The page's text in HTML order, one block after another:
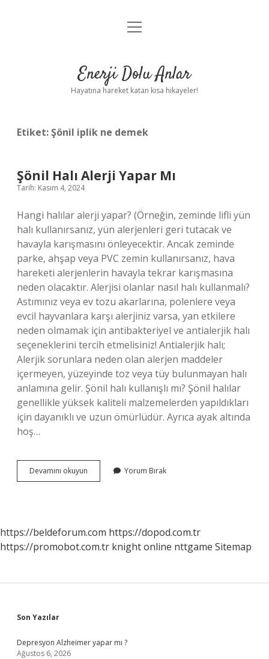
Anasayfa
Yasal Uyarı
menüyü
Enerji Dolu Anlar
Hayatına hareket katan kısa hikayeler!
Etiket:Şönil iplik ne demek
Şönil Halı Alerji Yapar Mı
Tarih: Kasım 4, 2024
Hangi halılar alerji yapar? (Örneğin, zeminde lifli yün
halı kullanırsanız, yün alerjenleri geri tutacak ve
havayla karışmasını önleyecektir. Ancak zeminde
parke, ahşap veya PVC zemin kullanırsanız, hava
hareketi alerjenlerin havayla tekrar karışmasına
neden olacaktır. Alerjisi olanlar nasıl halı kullanmalı?
Astımınız veya ev tozu akarlarına, polenlere veya
evcil hayvanlara karşı alerjiniz varsa, yan etkilere
neden olmamak için antibakteriyel ve antialerjik halı
seçeneklerini tercih etmelisiniz! Antialerjik halı;
Alerjik sorunlara neden olan alerjen maddeler
içermeyen, yüzeyinde toz veya tüy bulunmayan halı
anlamına gelir. Şönil halı kullanışlı mı? Şönil halılar
genellikle yüksek kaliteli malzemelerden yapıldıkları
için dayanıklı ve uzun ömürlüdür. Ayrıca ayak altında
hoş…
Devamını okuyun
Halı
Yorum Bırak
https://beldeforum.com https://dopod.com.tr
https://promobot.com.tr knight online nttgame Sitemap
Sidebar
Son Yazılar
Depresyon Alzheimer yapar mı ?
Ağustos 6, 2026